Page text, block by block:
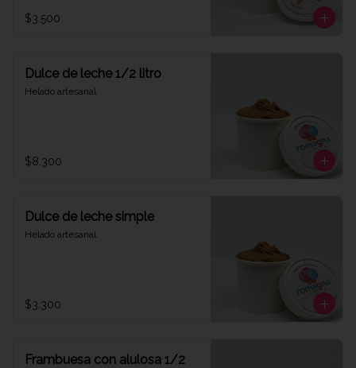
$3.500
Dulce de leche 1/2 litro
Helado artesanal
$8.300
Dulce de leche simple
Helado artesanal
$3.300
Frambuesa con alulosa 1/2